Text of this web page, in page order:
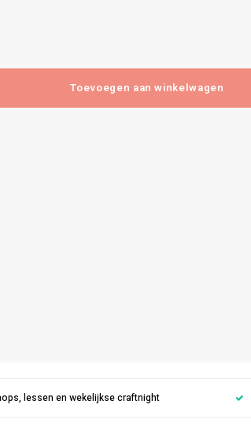
Toevoegen aan winkelwagen
lessen en wekelijkse craftnight